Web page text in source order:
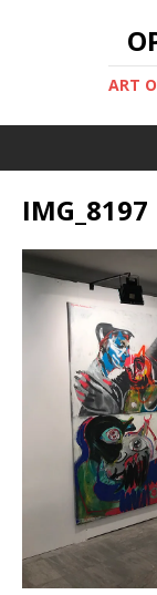
ART
IMG_8197